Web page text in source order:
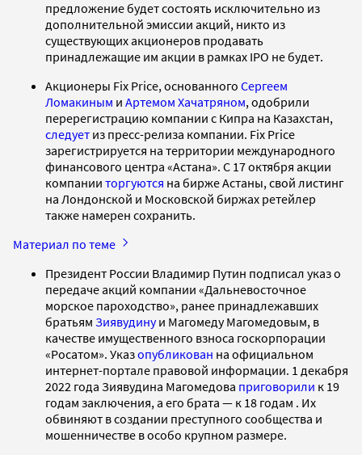
предложение будет состоять исключительно из
дополнительной эмиссии акций, никто из
существующих акционеров продавать
принадлежащие им акции в рамках IPO не будет.
Акционеры Fix Price, основанного Сергеем
Ломакиным и Артемом Хачатряном, одобрили
перерегистрацию компании с Кипра на Казахстан,
следует из пресс-релиза компании. Fix Price
зарегистрируется на территории международного
финансового центра «Астана». С 17 октября акции
компании торгуются на бирже Астаны, свой листинг
на Лондонской и Московской биржах ретейлер
также намерен сохранить.
Материал по теме
Президент России Владимир Путин подписал указ о
передаче акций компании «Дальневосточное
морское пароходство», ранее принадлежавших
братьям Зиявудинуи Магомеду Магомедовым, в
качестве имущественного взноса госкорпорации
«Росатом». Указопубликован на официальном
интернет-портале правовой информации. 1 декабря
2022 года Зиявудина Магомедова приговорили к 19
годам заключения, а его брата — к 18 годам . Их
обвиняют в создании преступного сообщества и
мошенничестве в особо крупном размере.